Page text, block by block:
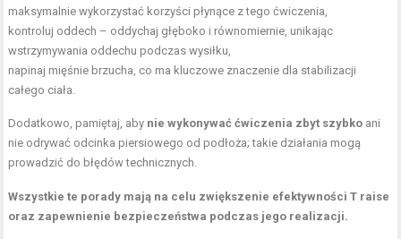
maksymalnie wykorzystać korzyści płynące z tego ćwiczenia,
kontroluj oddech – oddychaj głęboko i równomiernie, unikając
wstrzymywania oddechu podczas wysiłku,
napinaj mięśnie brzucha, co ma kluczowe znaczenie dla stabilizacji
całego ciała.
Dodatkowo, pamiętaj, aby nie wykonywać ćwiczenia zbyt szybko ani
nie odrywać odcinka piersiowego od podłoża; takie działania mogą
prowadzić do błędów technicznych.
Wszystkie te porady mają na celu zwiększenie efektywności T raise
oraz zapewnienie bezpieczeństwa podczas jego realizacji.